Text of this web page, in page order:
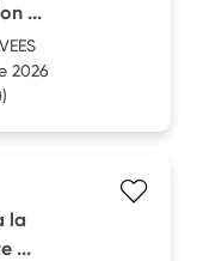
...
2026
la
...